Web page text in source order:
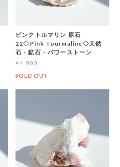
ピンクトルマリン 原石
22◇Pink Tourmaline◇天然
石・鉱石・パワーストーン
¥4,900
SOLD OUT